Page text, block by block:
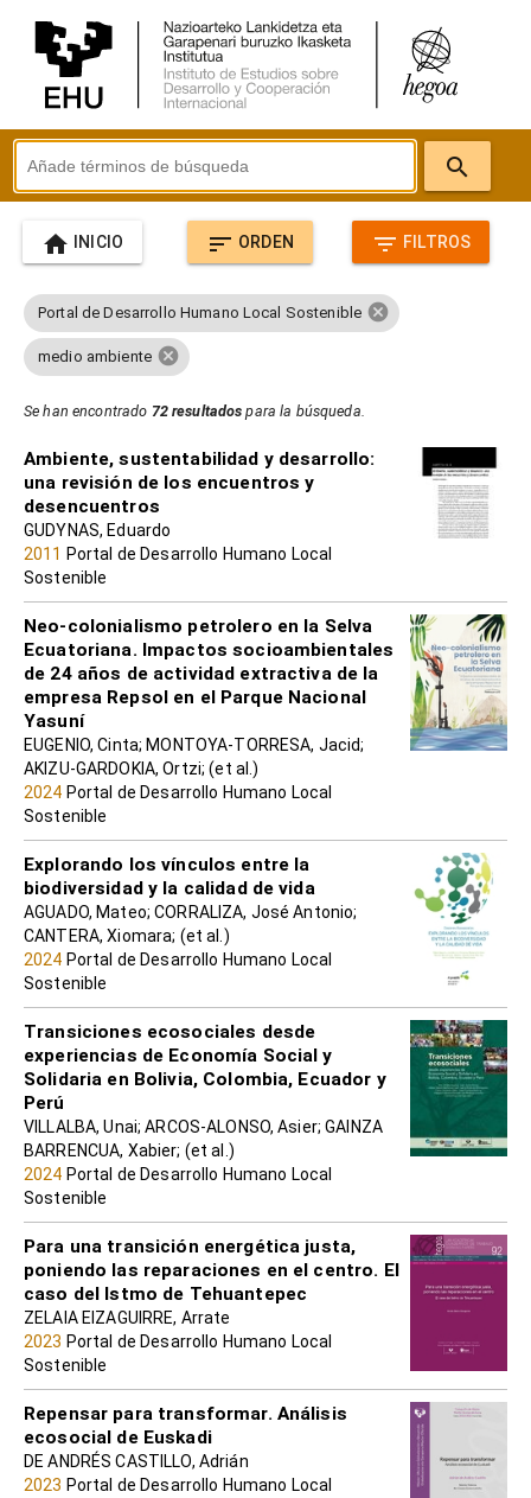
search
home INICIO sort ORDEN filter_list FILTROS
Portal de Desarrollo Humano Local Sostenible cancel
medio ambiente cancel
Se han encontrado 72 resultados para la búsqueda.
Ambiente, sustentabilidad y desarrollo:
una revisión de los encuentros y
desencuentros
GUDYNAS, Eduardo
2011 Portal de Desarrollo Humano Local
Sostenible
Neo-colonialismo petrolero en la Selva
Ecuatoriana. Impactos socioambientales
de 24 años de actividad extractiva de la
empresa Repsol en el Parque Nacional
Yasuní
EUGENIO, Cinta; MONTOYA-TORRESA, Jacid;
AKIZU-GARDOKIA, Ortzi; (et al.)
2024 Portal de Desarrollo Humano Local
Sostenible
Explorando los vínculos entre la
biodiversidad y la calidad de vida
AGUADO, Mateo; CORRALIZA, José Antonio;
CANTERA, Xiomara; (et al.)
2024 Portal de Desarrollo Humano Local
Sostenible
Transiciones ecosociales desde
experiencias de Economía Social y
Solidaria en Bolivia, Colombia, Ecuador y
Perú
VILLALBA, Unai; ARCOS-ALONSO, Asier; GAINZA
BARRENCUA, Xabier; (et al.)
2024 Portal de Desarrollo Humano Local
Sostenible
Para una transición energética justa,
poniendo las reparaciones en el centro. El
caso del Istmo de Tehuantepec
ZELAIA EIZAGUIRRE, Arrate
2023 Portal de Desarrollo Humano Local
Sostenible
Repensar para transformar. Análisis
ecosocial de Euskadi
DE ANDRÉS CASTILLO, Adrián
2023 Portal de Desarrollo Humano Local